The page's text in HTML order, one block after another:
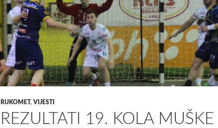
RUKOMET, VIJESTI
REZULTATI 19. KOLA MUŠKE